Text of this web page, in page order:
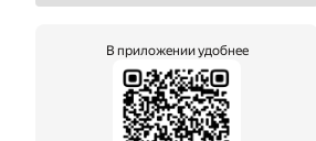
В приложении удобнее